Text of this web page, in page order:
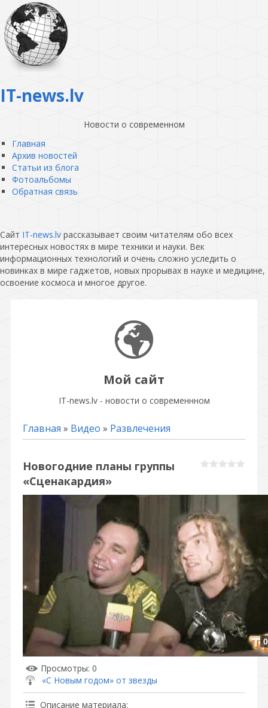
IT-news.lv
Новости о современном
Главная
Архив новостей
Статьи из блога
Фотоальбомы
Обратная связь
Сайт IT-news.lv рассказывает своим читателям обо всех
интересных новостях в мире техники и науки. Век
информационных технологий и очень сложно уследить о
новинках в мире гаджетов, новых прорывах в науке и медицине,
освоение космоса и многое другое.
Мой сайт
IT-news.lv - новости о современнном
Главная » Видео » Развлечения
Новогодние планы группы
«Сценакардия»
Просмотры: 0
«С Новым годом» от звезды
Описание материала: